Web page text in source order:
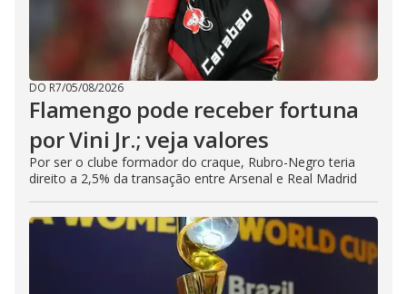
DO R7/05/08/2026
Flamengo pode receber fortuna
por Vini Jr.; veja valores
Por ser o clube formador do craque, Rubro-Negro teria
direito a 2,5% da transação entre Arsenal e Real Madrid